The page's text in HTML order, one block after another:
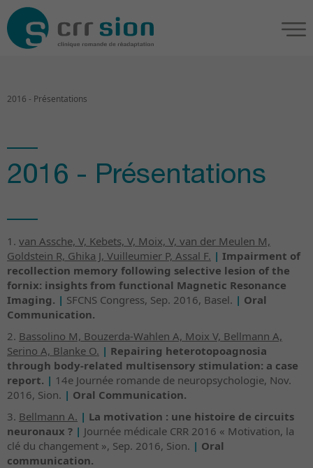
2016 - Présentations
2016 - Présentations
1. van Assche, V, Kebets, V, Moix, V, van der Meulen M,
Goldstein R, Ghika J, Vuilleumier P, Assal F. | Impairment of
recollection memory following selective lesion of the
fornix: insights from functional Magnetic Resonance
Imaging. | SFCNS Congress, Sep. 2016, Basel. | Oral
Communication.
2. Bassolino M, Bouzerda-Wahlen A, Moix V, Bellmann A,
Serino A, Blanke O. | Repairing heterotopoagnosia
through body-related multisensory stimulation: a case
report. | 14e Journée romande de neuropsychologie, Nov.
2016, Sion. | Oral Communication.
3. Bellmann A. | La motivation : une histoire de circuits
neuronaux ? | Journée médicale CRR 2016 « Motivation, la
clé du changement », Sep. 2016, Sion. | Oral
communication.